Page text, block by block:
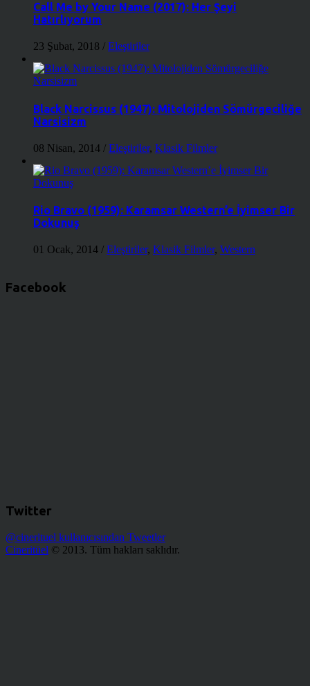
Call Me by Your Name (2017): Her Şeyi
Hatırlıyorum
23 Şubat, 2018 / Eleştiriler
Black Narcissus (1947): Mitolojiden Sömürgeciliğe
Narsisizm
08 Nisan, 2014 / Eleştiriler, Klasik Filmler
Rio Bravo (1959): Karamsar Western’e İyimser Bir
Dokunuş
01 Ocak, 2014 / Eleştiriler, Klasik Filmler, Western
Facebook
Twitter
@cinerituel kullanıcısından Tweetler
Cineritüel © 2013. Tüm hakları saklıdır.